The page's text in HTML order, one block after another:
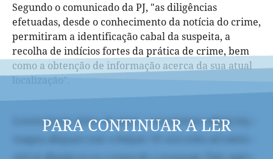
Segundo o comunicado da PJ, "as diligências
efetuadas, desde o conhecimento da notícia do crime,
permitiram a identificação cabal da suspeita, a
recolha de indícios fortes da prática de crime, bem
como a obtenção de informação acerca da sua atual
localização".
PARA CONTINUAR A LER